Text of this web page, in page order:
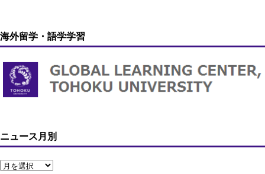
海外留学・語学学習
ニュース月別